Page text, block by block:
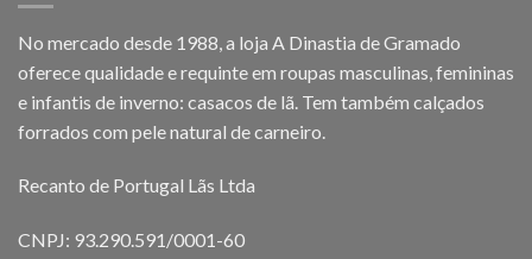
No mercado desde 1988, a loja A Dinastia de Gramado
oferece qualidade e requinte em roupas masculinas, femininas
e infantis de inverno: casacos de lã. Tem também calçados
forrados com pele natural de carneiro.
Recanto de Portugal Lãs Ltda
CNPJ: 93.290.591/0001-60